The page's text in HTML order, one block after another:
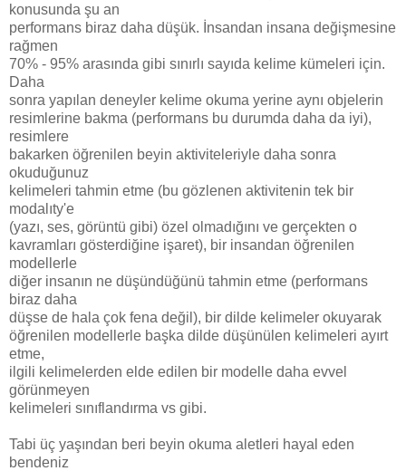
konusunda şu an
performans biraz daha düşük. İnsandan insana değişmesine
rağmen
70% - 95% arasında gibi sınırlı sayıda kelime kümeleri için.
Daha
sonra yapılan deneyler kelime okuma yerine aynı objelerin
resimlerine bakma (performans bu durumda daha da iyi),
resimlere
bakarken öğrenilen beyin aktiviteleriyle daha sonra
okuduğunuz
kelimeleri tahmin etme (bu gözlenen aktivitenin tek bir
modalıty'e
(yazı, ses, görüntü gibi) özel olmadığını ve gerçekten o
kavramları gösterdiğine işaret), bir insandan öğrenilen
modellerle
diğer insanın ne düşündüğünü tahmin etme (performans
biraz daha
düşse de hala çok fena değil), bir dilde kelimeler okuyarak
öğrenilen modellerle başka dilde düşünülen kelimeleri ayırt
etme,
ilgili kelimelerden elde edilen bir modelle daha evvel
görünmeyen
kelimeleri sınıflandırma vs gibi.
Tabi üç yaşından beri beyin okuma aletleri hayal eden
bendeniz